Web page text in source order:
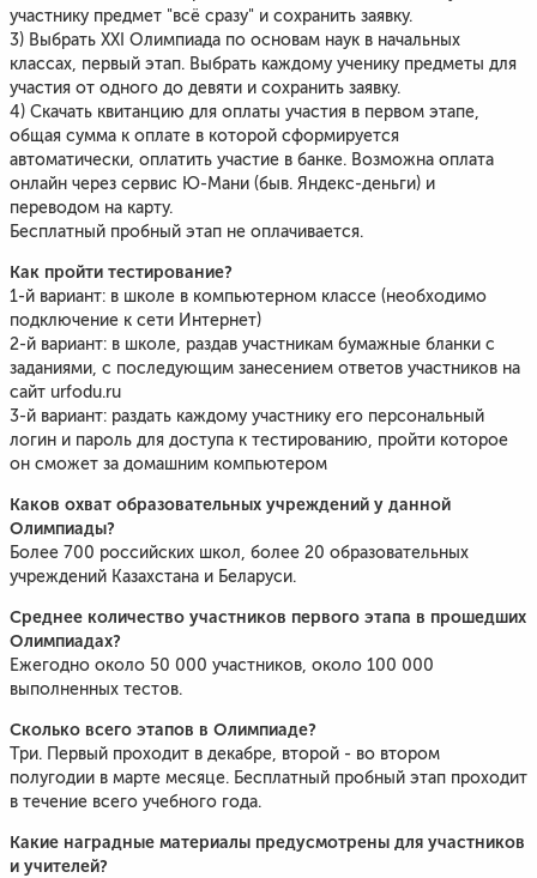
участнику предмет "всё сразу" и сохранить заявку.
3) Выбрать XXI Олимпиада по основам наук в начальных
классах, первый этап. Выбрать каждому ученику предметы для
участия от одного до девяти и сохранить заявку.
4) Скачать квитанцию для оплаты участия в первом этапе,
общая сумма к оплате в которой сформируется
автоматически, оплатить участие в банке. Возможна оплата
онлайн через сервис Ю-Мани (быв. Яндекс-деньги) и
переводом на карту.
Бесплатный пробный этап не оплачивается.
Как пройти тестирование?
1-й вариант: в школе в компьютерном классе (необходимо
подключение к сети Интернет)
2-й вариант: в школе, раздав участникам бумажные бланки с
заданиями, с последующим занесением ответов участников на
сайт urfodu.ru
3-й вариант: раздать каждому участнику его персональный
логин и пароль для доступа к тестированию, пройти которое
он сможет за домашним компьютером
Каков охват образовательных учреждений у данной
Олимпиады?
Более 700 российских школ, более 20 образовательных
учреждений Казахстана и Беларуси.
Среднее количество участников первого этапа в прошедших
Олимпиадах?
Ежегодно около 50 000 участников, около 100 000
выполненных тестов.
Сколько всего этапов в Олимпиаде?
Три. Первый проходит в декабре, второй - во втором
полугодии в марте месяце. Бесплатный пробный этап проходит
в течение всего учебного года.
Какие наградные материалы предусмотрены для участников
и учителей?